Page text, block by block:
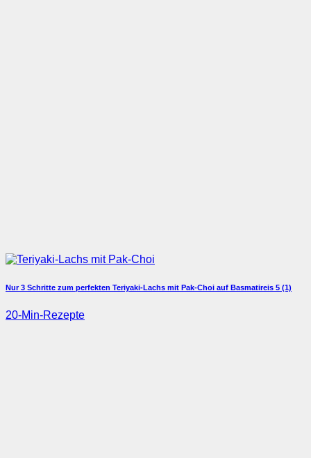
Nur 3 Schritte zum perfekten Teriyaki-Lachs mit Pak-Choi auf Basmatireis 5 (1)
20-Min-Rezepte